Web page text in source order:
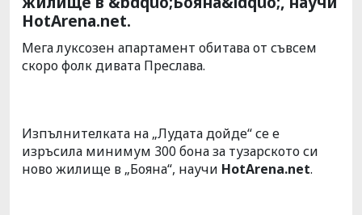
HotArena.net.
Мега луксозен апартамент обитава от съвсем
скоро фолк дивата Преслава.
Изпълнителката на „Лудата дойде“ се е
изръсила минимум 300 бона за тузарското си
ново жилище в „Бояна“, научи HotArena.net.